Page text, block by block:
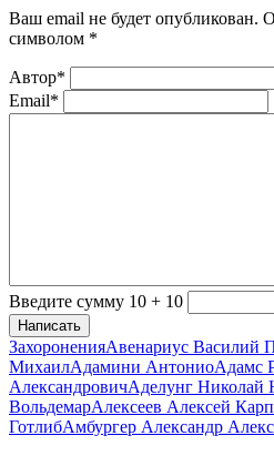
Ваш email не будет опубликован.
символом *
Автор*
Email*
Введите сумму 10 + 10
Написать
ЗахороненияАвенариус Василий
МихаилАдамини АнтониоАдамс
АлександровичАделунг Николай
ВольдемарАлексеев Алексей
ГотлибАмбургер Александр